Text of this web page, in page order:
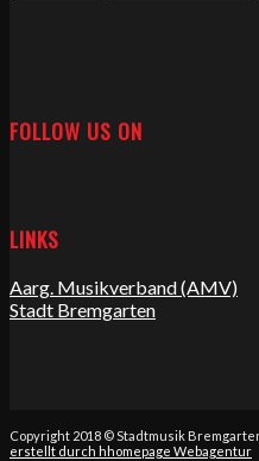
FOLLOW US ON
LINKS
Aarg. Musikverband (AMV)
Stadt Bremgarten
Copyright 2018 © Stadtmusik
erstellt durch hhomepage Webagentur